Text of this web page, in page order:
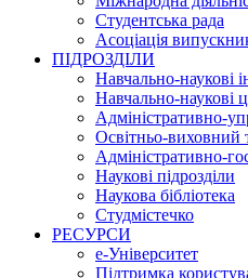
Студентська рада
Асоціація
ПІДРОЗДІЛИ
Навчально-наукові
Навчально-наукові
Адміністративно-
Освітньо-виховний
Адміністративно-
Наукові підрозділи
Наукова бібліотека
Студмістечко
РЕСУРСИ
е-Університет
Підтримка